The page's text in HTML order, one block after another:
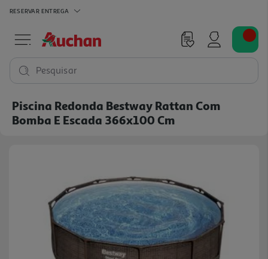
RESERVAR ENTREGA
Pesquisar
Piscina Redonda Bestway Rattan Com
Bomba E Escada 366x100 Cm